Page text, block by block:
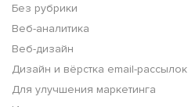
Без рубрики
Веб-аналитика
Веб-дизайн
Дизайн и вёрстка email-рассылок
Для улучшения маркетинга